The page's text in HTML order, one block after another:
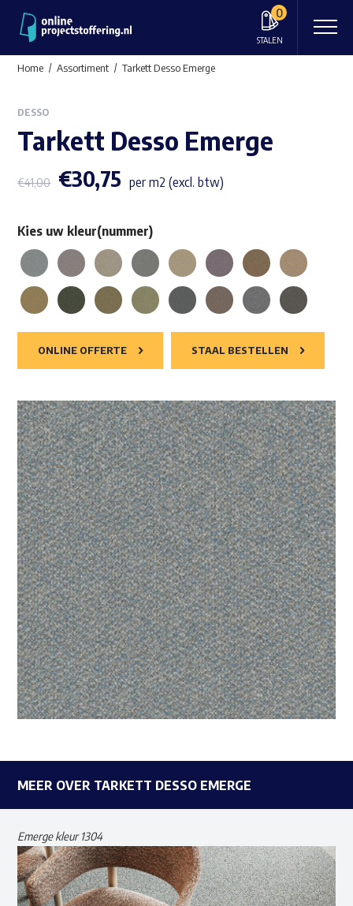
0
STALEN
Home Assortiment Tarkett Desso Emerge
DESSO
Tarkett Desso Emerge
€41,00 €30,75 per m2 (excl. btw)
Kies uw kleur(nummer)
ONLINE OFFERTE STAAL BESTELLEN
MEER OVER TARKETT DESSO EMERGE
Emerge kleur 1304